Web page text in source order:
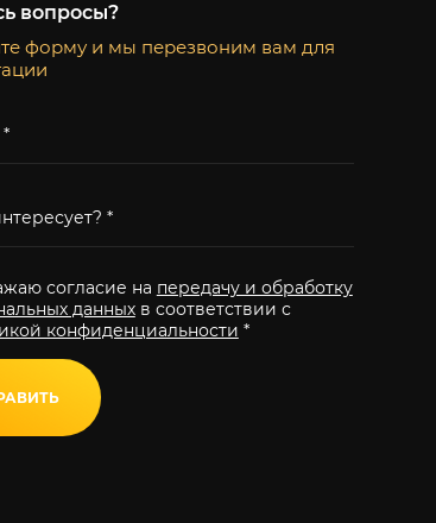
вопросы?
форму и мы перезвоним вам для
согласие на передачу и обработку
данныхв соответствии с
конфиденциальности *